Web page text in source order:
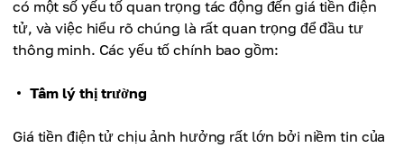
có một số yếu tố quan trọng tác động đến giá tiền điện
tử, và việc hiểu rõ chúng là rất quan trọng để đầu tư
thông minh. Các yếu tố chính bao gồm:
Tâm lý thị trường
Giá tiền điện tử chịu ảnh hưởng rất lớn bởi niềm tin của